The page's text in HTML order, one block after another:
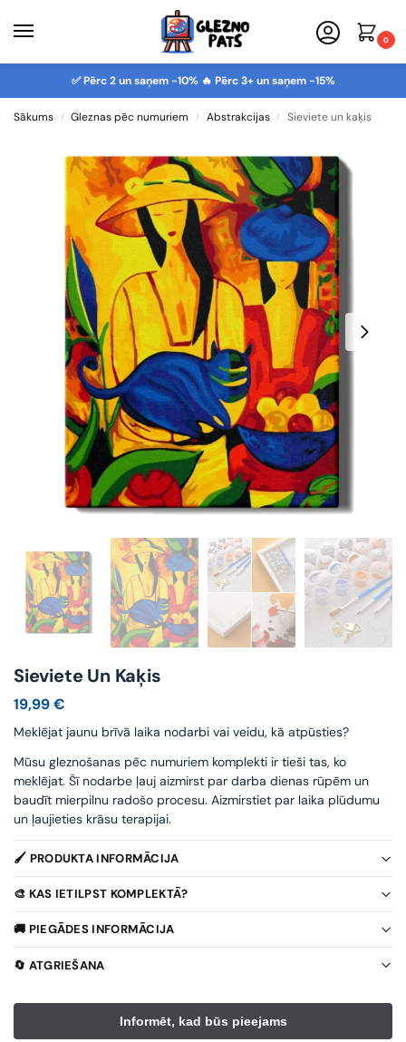
0
✅ Pērc 2 un saņem -10% 🔥 Pērc 3+ un saņem -15%
Sākums / Gleznas pēc numuriem / Abstrakcijas / Sieviete un kaķis
Sieviete Un Kaķis
19,99€
Meklējat jaunu brīvā laika nodarbi vai veidu, kā atpūsties?
Mūsu gleznošanas pēc numuriem komplekti ir tieši tas, ko
meklējat. Šī nodarbe ļauj aizmirst par darba dienas rūpēm un
baudīt mierpilnu radošo procesu. Aizmirstiet par laika plūdumu
un ļaujieties krāsu terapijai.
🖌️ PRODUKTA INFORMĀCIJA
🎨 KAS IETILPST KOMPLEKTĀ?
🚚 PIEGĀDES INFORMĀCIJA
🔄 ATGRIEŠANA